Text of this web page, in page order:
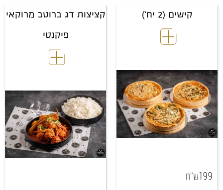
קישים (2 יח')
199ש"ח
קציצות דג ברוטב מרוקאי
פיקנטי